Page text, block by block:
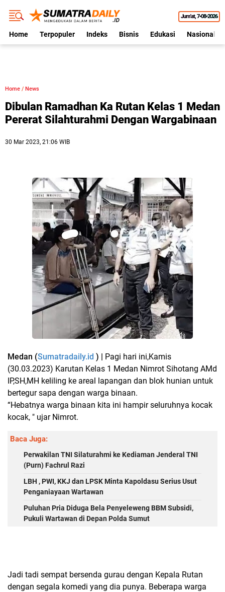
Jum'at 7•08•2026
Home Terpopuler Indeks Bisnis Edukasi Nasional
Home / News
Dibulan Ramadhan Ka Rutan Kelas 1 Medan
Pererat Silahturahmi Dengan Wargabinaan
30 Mar 2023, 21:06 WIB
Medan (Sumatradaily.id ) | Pagi hari ini,Kamis
(30.03.2023) Karutan Kelas 1 Medan Nimrot Sihotang AMd
IP,SH,MH keliling ke areal lapangan dan blok hunian untuk
bertegur sapa dengan warga binaan.
“Hebatnya warga binaan kita ini hampir seluruhnya kocak
kocak, " ujar Nimrot.
Baca Juga:
Perwakilan TNI Silaturahmi ke Kediaman Jenderal TNI
(Purn) Fachrul Razi
LBH , PWI, KKJ dan LPSK Minta Kapoldasu Serius Usut
Penganiayaan Wartawan
Puluhan Pria Diduga Bela Penyeleweng BBM Subsidi,
Pukuli Wartawan di Depan Polda Sumut
Jadi tadi sempat bersenda gurau dengan Kepala Rutan
dengan segala komedi yang dia punya. Beberapa warga